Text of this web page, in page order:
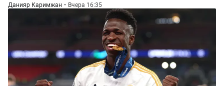
Данияр Каримжан Вчера 16:35